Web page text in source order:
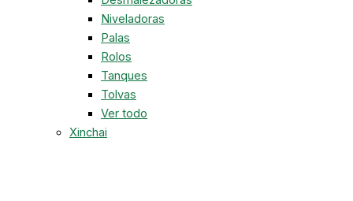
Niveladoras
Palas
Rolos
Tanques
Tolvas
Ver todo
Xinchai